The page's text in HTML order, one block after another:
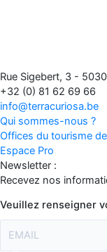
Rue Sigebert, 3 -
+32 (0) 81 62 69 66
info@terracuriosa.be
Qui sommes-nous ?
Offices du tourisme
Espace Pro
Newsletter :
Recevez nos
Veuillez renseigner